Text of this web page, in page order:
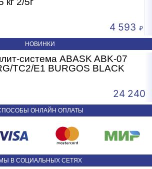
4 593
НОВИНКИ
система ABASK ABK-07
TC2/E1 BURGOS BLACK
24 240
ОНЛАЙН ОПЛАТЫ
МЫ В СОЦИАЛЬНЫХ СЕТЯХ